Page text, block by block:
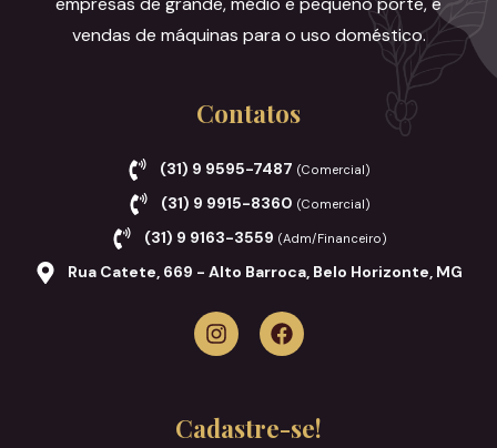
vendas de máquinas para o uso doméstico.
Contatos
(31) 9 9595-7487 (Comercial)
(31) 9 9915-8360 (Comercial)
(31) 9 9163-3559 (Adm/Financeiro)
Rua Catete, 669 - Alto Barroca, Belo Horizonte, MG
Cadastre-se!